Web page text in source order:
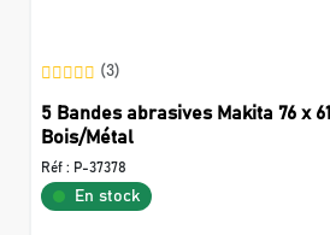
(3)
5 Bandes abrasives Makita 76 x
Bois/Métal
Réf : P-37378
En stock